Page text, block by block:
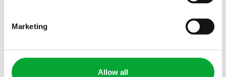
Marketing
Allow all
BUSCADOR DE PRODUCTOS